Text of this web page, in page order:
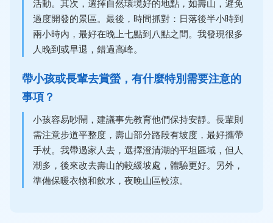
活動。其次，選擇自然環境好的地點，如壽山，避免
過度開發的景區。最後，時間抓對：日落後半小時到
兩小時內，最好在晚上七點到八點之間。我發現很多
人晚到或早退，錯過高峰。
帶小孩或長輩去賞螢，有什麼特別需要注意的
事項？
小孩容易吵鬧，建議事先教育他們保持安靜。長輩則
需注意步道平整度，壽山部分路段有坡度，最好攜帶
手杖。我帶過家人去，選擇澄清湖的平坦區域，但人
潮多，後來改去壽山的較緩坡處，體驗更好。另外，
準備保暖衣物和飲水，夜晚山區較涼。